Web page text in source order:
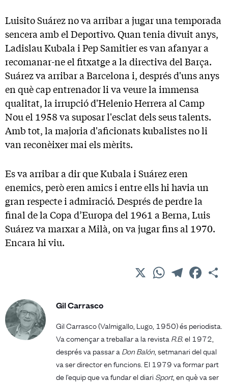
Luisito Suárez no va arribar a jugar una temporada
sencera amb el Deportivo. Quan tenia divuit anys,
Ladislau Kubala i Pep Samitier es van afanyar a
recomanar-ne el fitxatge a la directiva del Barça.
Suárez va arribar a Barcelona i, després d'uns anys
en què cap entrenador li va veure la immensa
qualitat, la irrupció d'Helenio Herrera al Camp
Nou el 1958 va suposar l'esclat dels seus talents.
Amb tot, la majoria d'aficionats kubalistes no li
van reconèixer mai els mèrits.
Es va arribar a dir que Kubala i Suárez eren
enemics, però eren amics i entre ells hi havia un
gran respecte i admiració. Després de perdre la
final de la Copa d’Europa del 1961 a Berna, Luis
Suárez va marxar a Milà, on va jugar fins al 1970.
Encara hi viu.
WhatsAppTelegram
Gil Carrasco
Gil Carrasco (Valmigallo, Lugo, 1950) és periodista.
Va començar a treballar a la revistaR.B.el 1972,
després va passar aDon Balón, setmanari del qual
va ser director en funcions. El 1979 va formar part
de l’equip que va fundar el diari Sport, en què va ser